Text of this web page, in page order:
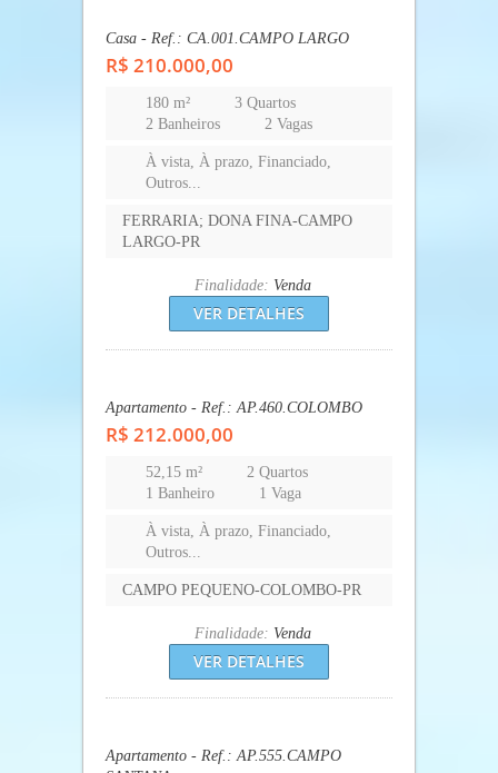
Apartamento - Ref.: AP.001.ARAUCARIA
R$ 191.000,00
43,20 m²
2 Quartos
1 Banheiro
À vista, À prazo, Financiado,
Todas-Todas-To
Finalidade: Venda
VER DETALHES
Casa - Ref.: CA.001.CAMPO LARGO
R$ 210.000,00
180 m²
3 Quartos
2 Banheiros
2 Vagas
À vista, À prazo, Financiado,
Outros...
FERRARIA; DONA FINA-CAMPO
Finalidade:Venda